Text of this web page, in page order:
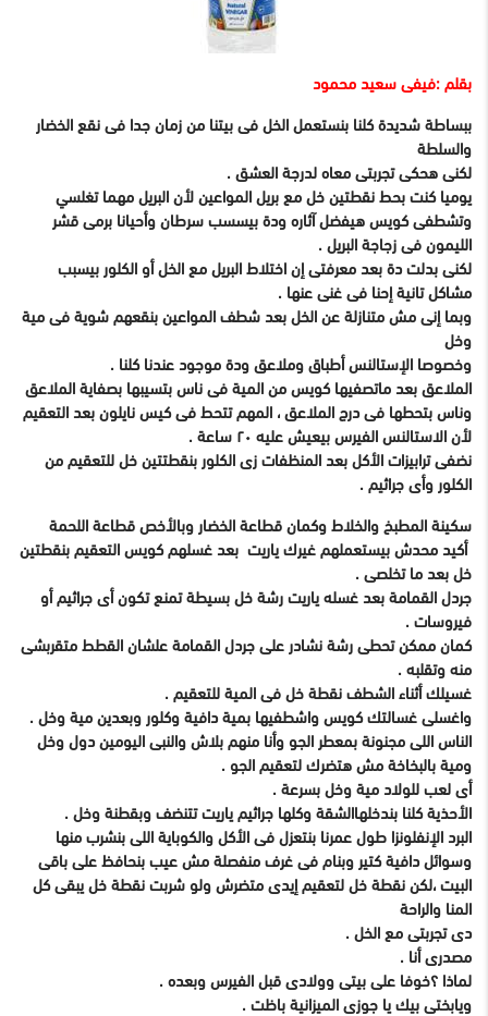
بقلم :فيفى سعيد محمود
ببساطة شديدة كلنا بنستعمل الخل فى بيتنا من زمان جدا فى نقع الخضار
والسلطة
لكنى هحكى تجربتى معاه لدرجة العشق .
يوميا كنت بحط نقطتين خل مع بريل المواعين لأن البريل مهما تغلسي
وتشطفى كويس هيفضل آثاره ودة بيسسب سرطان وأحيانا برمى قشر
الليمون فى زجاجة البريل .
لكنى بدلت دة بعد معرفتى إن اختلاط البريل مع الخل أو الكلور بيسبب
مشاكل تانية إحنا فى غنى عنها .
وبما إنى مش متنازلة عن الخل بعد شطف المواعين بنقعهم شوية فى مية
وخل
وخصوصا الإستالنس أطباق وملاعق ودة موجود عندنا كلنا .
الملاعق بعد ماتصفيها كويس من المية فى ناس بتسيبها بصفاية الملاعق
وناس بتحطها فى درج الملاعق ، المهم تتحط فى كيس نايلون بعد التعقيم
لأن الاستالنس الفيرس بيعيش عليه ٢٠ ساعة .
نضفى ترابيزات الأكل بعد المنظفات زى الكلور بنقطتتين خل للتعقيم من
الكلور وأى جراثيم .
سكينة المطبخ والخلاط وكمان قطاعة الخضار وبالأخص قطاعة اللحمة
أكيد محدش بيستعملهم غيرك ياريت بعد غسلهم كويس التعقيم بنقطتين
خل بعد ما تخلصى .
جردل القمامة بعد غسله ياريت رشة خل بسيطة تمنع تكون أى جراثيم أو
فيروسات .
كمان ممكن تحطى رشة نشادر على جردل القمامة علشان القطط متقربشى
منه وتقلبه .
غسيلك أثناء الشطف نقطة خل فى المية للتعقيم .
واغسلى غسالتك كويس واشطفيها بمية دافية وكلور وبعدين مية وخل .
الناس اللى مجنونة بمعطر الجو وأنا منهم بلاش والنبى اليومين دول وخل
ومية بالبخاخة مش هتضرك لتعقيم الجو .
أى لعب للولاد مية وخل بسرعة .
الأحذية كلنا بندخلهاالشقة وكلها جراثيم ياريت تتنضف وبقطنة وخل .
البرد الإنفلونزا طول عمرنا بنتعزل فى الأكل والكوباية اللى بنشرب منها
وسوائل دافية كتير وبنام فى غرف منفصلة مش عيب بنحافظ على باقى
البيت ،لكن نقطة خل لتعقيم إيدى متضرش ولو شربت نقطة خل يبقى كل
المنا والراحة
دى تجربتى مع الخل .
مصدرى أنا .
لماذا ؟خوفا على بيتى وولادى قبل الفيرس وبعده .
ويابختى بيك يا جوزى الميزانية باظت .